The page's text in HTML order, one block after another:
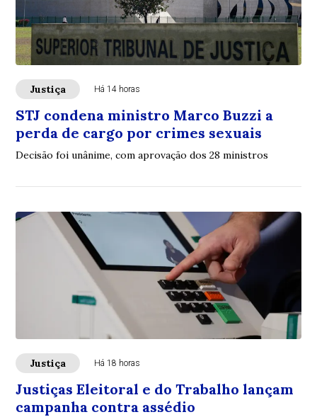
Justiça Há 14 horas
STJ condena ministro Marco Buzzi a
perda de cargo por crimes sexuais
Decisão foi unânime, com aprovação dos 28 ministros
Justiça Há 18 horas
Justiças Eleitoral e do Trabalho lançam
campanha contra assédio